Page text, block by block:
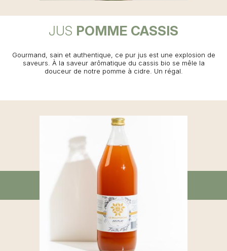
JUS POMME CASSIS
Gourmand, sain et authentique, ce pur jus est une explosion de
saveurs. À la saveur arômatique du cassis bio se mêle la
douceur de notre pomme à cidre. Un régal.